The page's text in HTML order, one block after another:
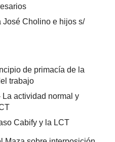
José Cholino e hijos s/
de primacía de la
trabajo
actividad normal y
Cabify y la LCT